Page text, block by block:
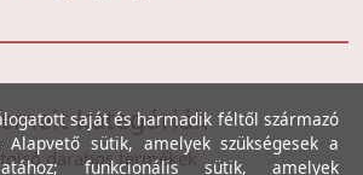
kategóriák
darabos termékek
saját és harmadik féltől származó
Alapvető sütik, amelyek szükségesek a
funkcionális sütik, amelyek